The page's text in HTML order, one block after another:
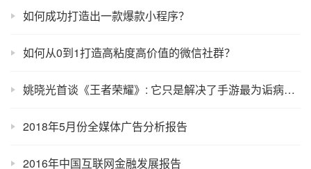
如何成功打造出一款爆款小程序？
如何从0到1打造高粘度高价值的微信社群？
姚晓光首谈《王者荣耀》: 它只是解决了手游最为诟病的三个问题
2018年5月份全媒体广告分析报告
2016年中国互联网金融发展报告